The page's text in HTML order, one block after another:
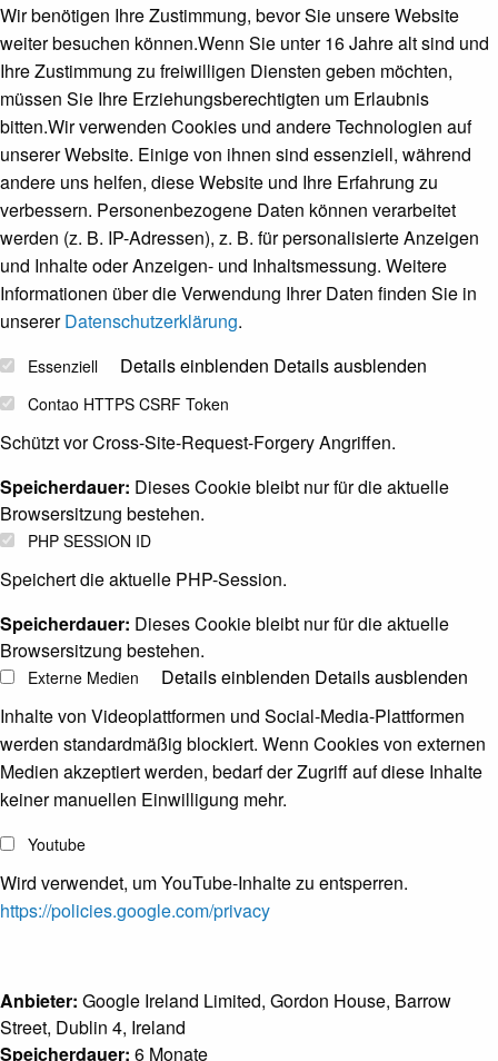
Wir benötigen Ihre Zustimmung, bevor Sie unsere Website
weiter besuchen können.Wenn Sie unter 16 Jahre alt sind und
Ihre Zustimmung zu freiwilligen Diensten geben möchten,
müssen Sie Ihre Erziehungsberechtigten um Erlaubnis
bitten.Wir verwenden Cookies und andere Technologien auf
unserer Website. Einige von ihnen sind essenziell, während
andere uns helfen, diese Website und Ihre Erfahrung zu
verbessern. Personenbezogene Daten können verarbeitet
werden (z. B. IP-Adressen), z. B. für personalisierte Anzeigen
und Inhalte oder Anzeigen- und Inhaltsmessung. Weitere
Informationen über die Verwendung Ihrer Daten finden Sie in
unsererDatenschutzerklärung.
Essenziell Details einblenden Details ausblenden
Contao HTTPS CSRF Token
Schützt vor Cross-Site-Request-Forgery Angriffen.
Speicherdauer: Dieses Cookie bleibt nur für die aktuelle
Browsersitzung bestehen.
PHP SESSION ID
Speichert die aktuelle PHP-Session.
Speicherdauer: Dieses Cookie bleibt nur für die aktuelle
Browsersitzung bestehen.
Externe Medien Details einblenden Details ausblenden
Inhalte von Videoplattformen und Social-Media-Plattformen
werden standardmäßig blockiert. Wenn Cookies von externen
Medien akzeptiert werden, bedarf der Zugriff auf diese Inhalte
keiner manuellen Einwilligung mehr.
Youtube
Wird verwendet, um YouTube-Inhalte zu entsperren.
https://policies.google.com/privacy
Anbieter: Google Ireland Limited, Gordon House, Barrow
Street, Dublin 4, Ireland
Speicherdauer: 6 Monate